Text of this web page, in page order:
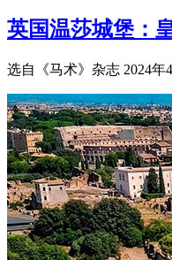
英国温莎城堡：
选自《马术》杂志 2024年